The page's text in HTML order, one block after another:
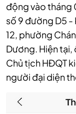
động vào tháng
số 9 đường D5 -
12, phường
Dương. Hiện
Chủ tịch HĐQT
người đại diện